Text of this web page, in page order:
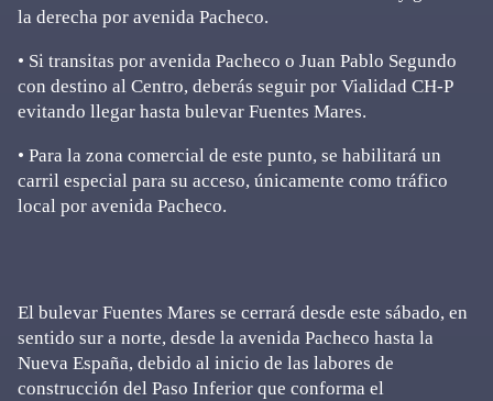
la derecha por avenida Pacheco.
• Si transitas por avenida Pacheco o Juan Pablo Segundo
con destino al Centro, deberás seguir por Vialidad CH-P
evitando llegar hasta bulevar Fuentes Mares.
• Para la zona comercial de este punto, se habilitará un
carril especial para su acceso, únicamente como tráfico
local por avenida Pacheco.
El bulevar Fuentes Mares se cerrará desde este sábado, en
sentido sur a norte, desde la avenida Pacheco hasta la
Nueva España, debido al inicio de las labores de
construcción del Paso Inferior que conforma el